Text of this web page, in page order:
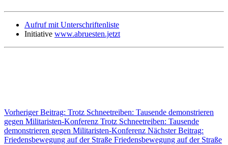
Aufruf mit Unterschriftenliste
Initiative www.abruesten.jetzt
Vorheriger Beitrag: Trotz Schneetreiben: Tausende demonstrieren
gegen Militaristen-Konferenz Trotz Schneetreiben: Tausende
demonstrieren gegen Militaristen-Konferenz Nächster Beitrag:
Friedensbewegung auf der Straße Friedensbewegung auf der Straße